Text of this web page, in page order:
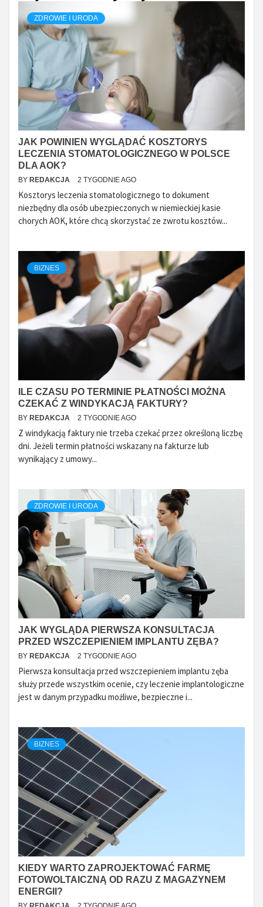
ZDROWIE I URODA
JAK POWINIEN WYGLĄDAĆ KOSZTORYS
LECZENIA STOMATOLOGICZNEGO W POLSCE
DLA AOK?
BY REDAKCJA 2 TYGODNIE AGO
Kosztorys leczenia stomatologicznego to dokument
niezbędny dla osób ubezpieczonych w niemieckiej kasie
chorych AOK, które chcą skorzystać ze zwrotu kosztów...
BIZNES
ILE CZASU PO TERMINIE PŁATNOŚCI MOŻNA
CZEKAĆ Z WINDYKACJĄ FAKTURY?
BY REDAKCJA 2 TYGODNIE AGO
Z windykacją faktury nie trzeba czekać przez określoną liczbę
dni. Jeżeli termin płatności wskazany na fakturze lub
wynikający z umowy...
ZDROWIE I URODA
JAK WYGLĄDA PIERWSZA KONSULTACJA
PRZED WSZCZEPIENIEM IMPLANTU ZĘBA?
BY REDAKCJA 2 TYGODNIE AGO
Pierwsza konsultacja przed wszczepieniem implantu zęba
służy przede wszystkim ocenie, czy leczenie implantologiczne
jest w danym przypadku możliwe, bezpieczne i...
BIZNES
KIEDY WARTO ZAPROJEKTOWAĆ FARMĘ
FOTOWOLTAICZNĄ OD RAZU Z MAGAZYNEM
ENERGII?